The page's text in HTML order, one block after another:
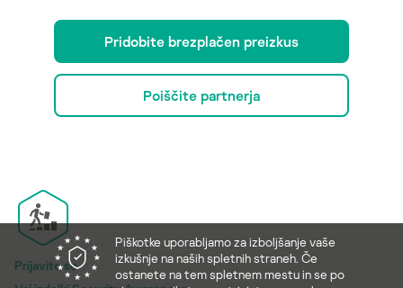
Pridobite brezplačen preizkus
Poiščite partnerja
Prijavite se
Piškotke uporabljamo za izboljšanje vaše
izkušnje na naših spletnih straneh. Če
ostanete na tem spletnem mestu in se po